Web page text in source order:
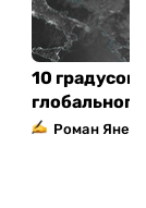
10 градусов
Роман